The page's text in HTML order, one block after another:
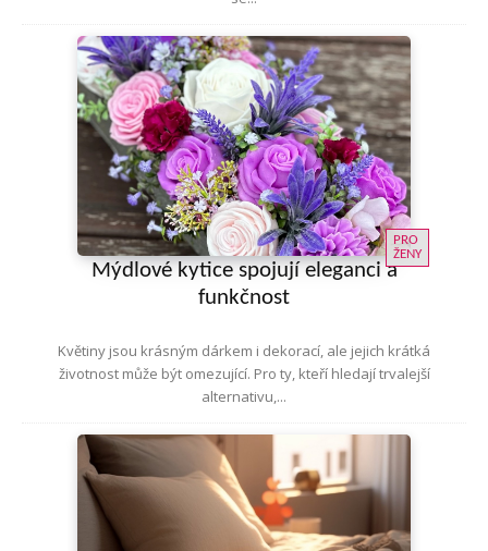
PRO
ŽENY
Mýdlové kytice spojují eleganci a
funkčnost
Květiny jsou krásným dárkem i dekorací, ale jejich krátká
životnost může být omezující. Pro ty, kteří hledají trvalejší
alternativu,...